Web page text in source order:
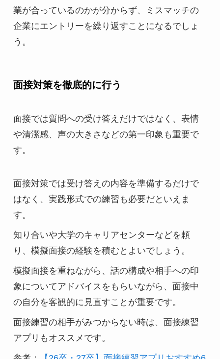
業が合っているのかが分からず、ミスマッチの
企業にエントリーを繰り返すことになるでしょ
う。
面接対策を徹底的に行う
面接では質問への受け答えだけではなく、表情
や清潔感、声の大きさなどの第一印象も重要で
す。
面接対策では受け答えの内容を準備するだけで
はなく、実践形式での練習も必要だといえま
す。
知り合いや大学のキャリアセンターなどを頼
り、模擬面接の経験を積むとよいでしょう。
模擬面接を重ねながら、話の構成や相手への印
象についてアドバイスをもらいながら、面接中
の自分を客観的に見直すことが重要です。
面接練習の相手がみつからない時は、面接練習
アプリもオススメです。